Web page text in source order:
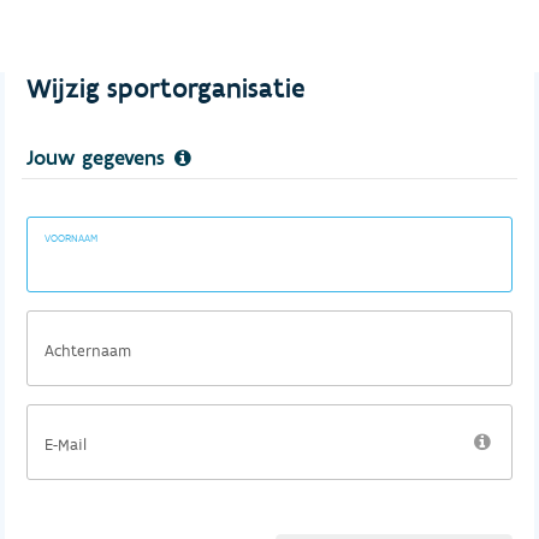
Wijzig sportorganisatie
Jouw gegevens
VOORNAAM
Achternaam
E-Mail